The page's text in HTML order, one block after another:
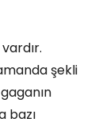
şekli
bazı